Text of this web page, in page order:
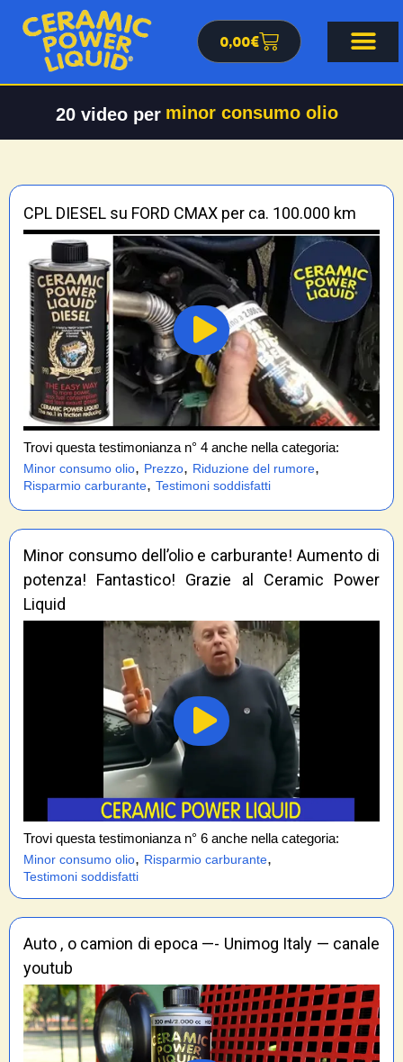
0,00€
20 video per minor consumo olio
CPL DIESEL su FORD CMAX per ca. 100.000 km
Trovi questa testimonianza n° 4 anche nella categoria:
Minor consumo olio, Prezzo, Riduzione del rumore,
Risparmio carburante, Testimoni soddisfatti
Minor consumo dell’olio e carburante! Aumento di
potenza! Fantastico! Grazie al Ceramic Power
Liquid
Trovi questa testimonianza n° 6 anche nella categoria:
Minor consumo olio, Risparmio carburante,
Testimoni soddisfatti
Auto , o camion di epoca —- Unimog Italy — canale
youtub